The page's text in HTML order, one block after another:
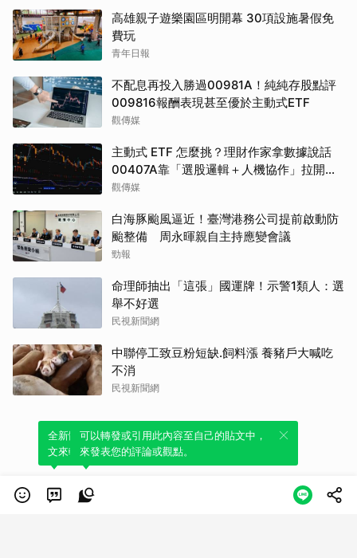
高雄親子遊樂園區明開幕 30項設施暑假免
費玩
青年日報
不配息再投入勝過00981A！純純存股點評
009816報酬表現甚至優於主動式ETF
觀傳媒
主動式 ETF 怎麼挑？理財作家拿數據說話
00407A靠「選股邏輯＋人機協作」拉開與
同類的差距
觀傳媒
白海豚颱風逼近！臺灣港務公司提前啟動防
颱整備 周永暉親自主持應變會議
勁報
命理師抽出「這張」國運牌！示警1類人：選
舉不好選
民視新聞網
中聯停工致豆粉短缺.飼料漲 養豬戶大喊吃
不消
民視新聞網
全新體驗！一鍵引用此內容，透過發布貼
文來輕鬆表達個人立場。
可以轉發或引用此內容至自己的貼文中，
來發表您的評論或觀點。